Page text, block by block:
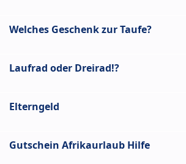
Welches Geschenk zur Taufe?
Laufrad oder Dreirad!?
Elterngeld
Gutschein Afrikaurlaub Hilfe